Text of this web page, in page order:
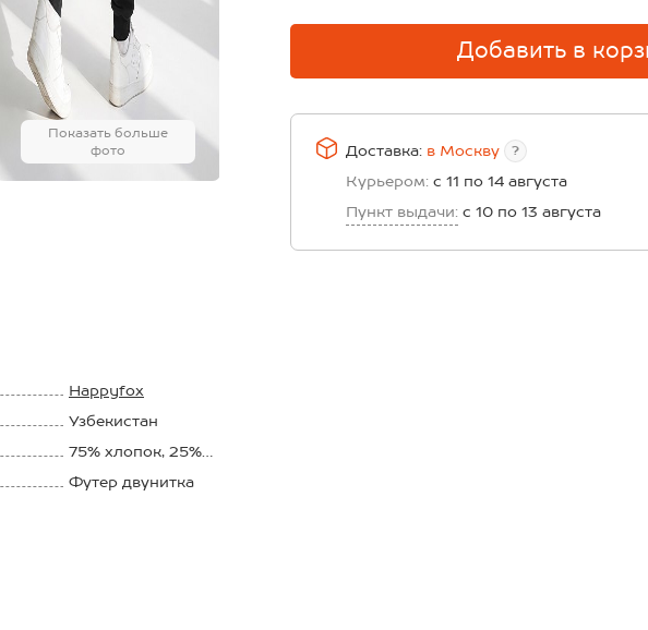
Показать больше
фото
Добавить в
Доставка: в Москву ?
Курьером: с 11 по 14 августа
Пункт выдачи: с 10 по 13 августа
Happyfox
Узбекистан
75% хлопок, 25%
полиэстер
Футер двунитка